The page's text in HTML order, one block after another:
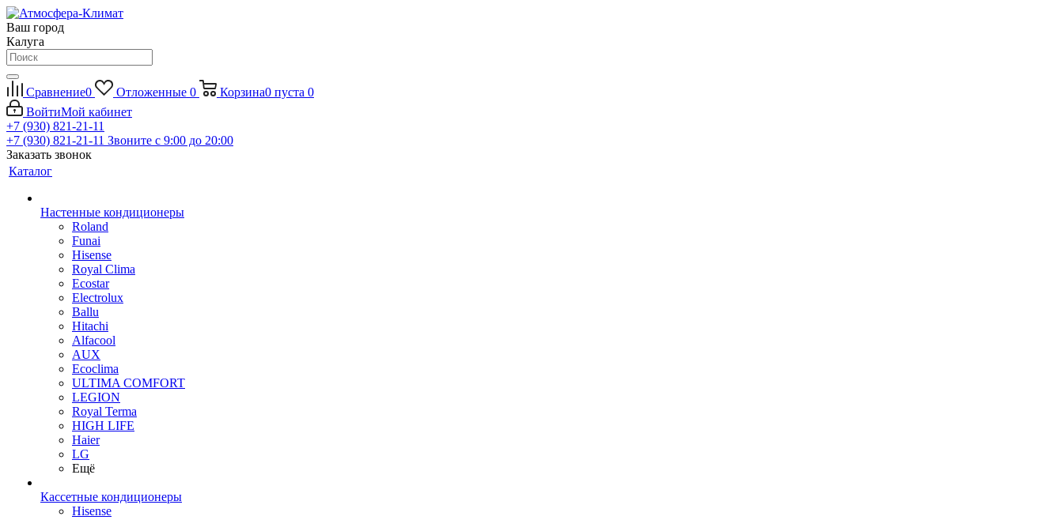
Ваш город
Калуга
Сравнение0 Отложенные 0 Корзина0 пуста 0
ВойтиМой кабинет
+7 (930) 821-21-11
+7 (930) 821-21-11 Звоните с 9:00 до 20:00
Заказать звонок
Каталог
Настенные кондиционеры
Roland
Funai
Hisense
Royal Clima
Ecostar
Electrolux
Ballu
Hitachi
Alfacool
AUX
Ecoclima
ULTIMA COMFORT
LEGION
Royal Terma
HIGH LIFE
Haier
LG
Ещё
Кассетные кондиционеры
Hisense